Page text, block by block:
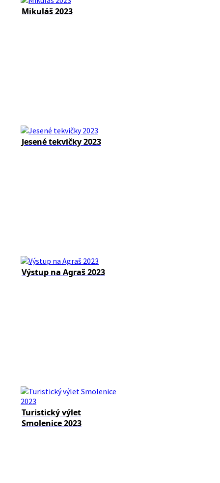
Mikuláš 2023
Jesené tekvičky 2023
Výstup na Agraš 2023
Turistický výlet
Smolenice 2023